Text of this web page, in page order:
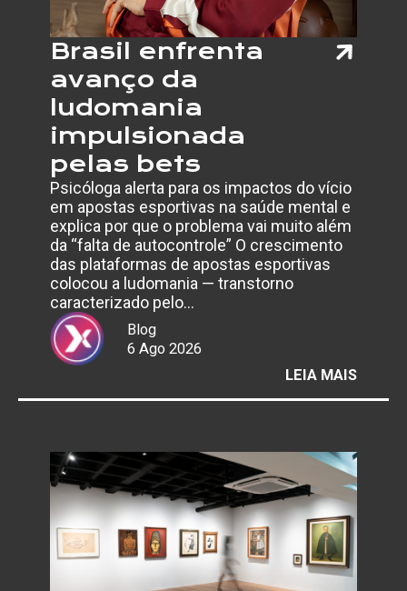
Brasil enfrenta
avanço da
ludomania
impulsionada
pelas bets
Psicóloga alerta para os impactos do vício
em apostas esportivas na saúde mental e
explica por que o problema vai muito além
da “falta de autocontrole” O crescimento
das plataformas de apostas esportivas
colocou a ludomania — transtorno
caracterizado pelo…
Blog
6 Ago 2026
LEIA MAIS:
DA
PELAS